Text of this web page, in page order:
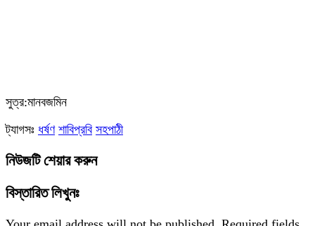
‎সুত্র:মানবজমিন
ট্যাগসঃ ধর্ষণ শাবিপ্রবি সহপাঠী
নিউজটি শেয়ার করুন
বিস্তারিত লিখুনঃ